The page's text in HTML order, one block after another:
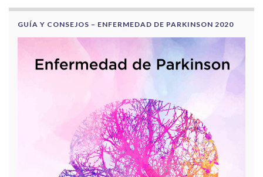
GUÍA Y CONSEJOS – ENFERMEDAD DE PARKINSON 2020